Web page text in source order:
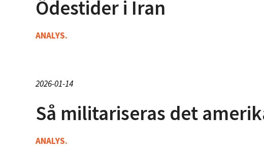
Ödestider i Iran
ANALYS.
2026-01-14
Så militariseras det
ANALYS.